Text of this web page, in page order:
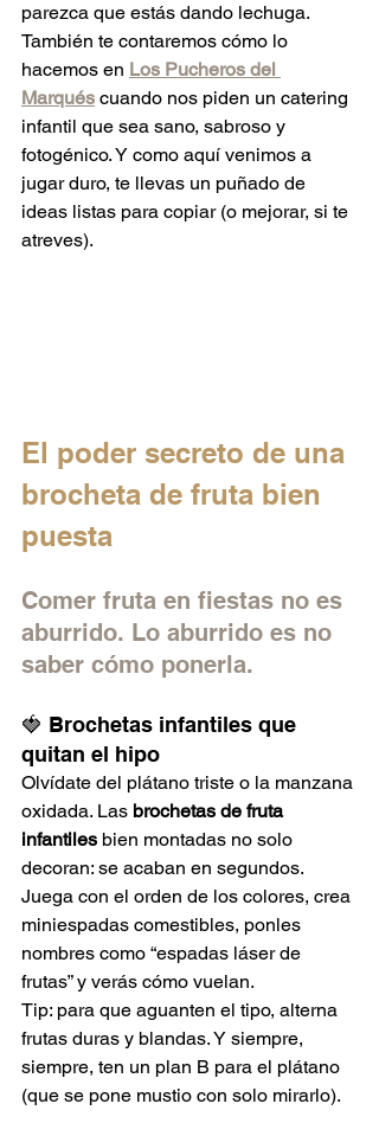
parezca que estás dando lechuga.
También te contaremos cómo lo
hacemos en Los Pucheros del
Marqués cuando nos piden un catering
infantil que sea sano, sabroso y
fotogénico. Y como aquí venimos a
jugar duro, te llevas un puñado de
ideas listas para copiar (o mejorar, si te
atreves).
El poder secreto de una
brocheta de fruta bien
puesta
Comer fruta en fiestas no es
aburrido. Lo aburrido es no
saber cómo ponerla.
🍓 Brochetas infantiles que
quitan el hipo
Olvídate del plátano triste o la manzana
oxidada. Las brochetas de fruta
infantiles bien montadas no solo
decoran: se acaban en segundos.
Juega con el orden de los colores, crea
miniespadas comestibles, ponles
nombres como “espadas láser de
frutas” y verás cómo vuelan.
Tip: para que aguanten el tipo, alterna
frutas duras y blandas. Y siempre,
siempre, ten un plan B para el plátano
(que se pone mustio con solo mirarlo).